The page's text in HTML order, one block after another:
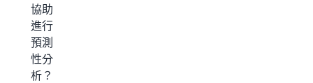
協助
進行
預測
性分
析？